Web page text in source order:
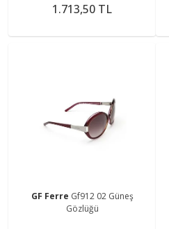
1.713,50 TL
GF Ferre Gf912 02 Güneş
Gözlüğü